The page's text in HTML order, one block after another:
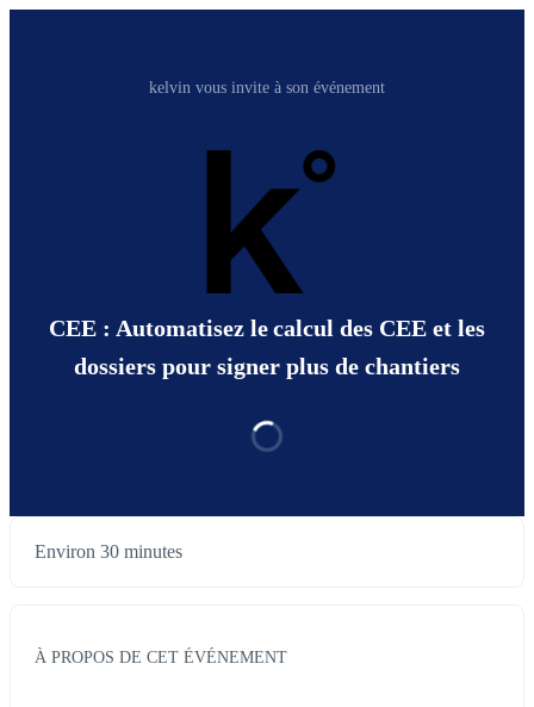
kelvin vous invite à son événement
CEE : Automatisez le calcul des CEE et les
dossiers pour signer plus de chantiers
Environ 30 minutes
À PROPOS DE CET ÉVÉNEMENT